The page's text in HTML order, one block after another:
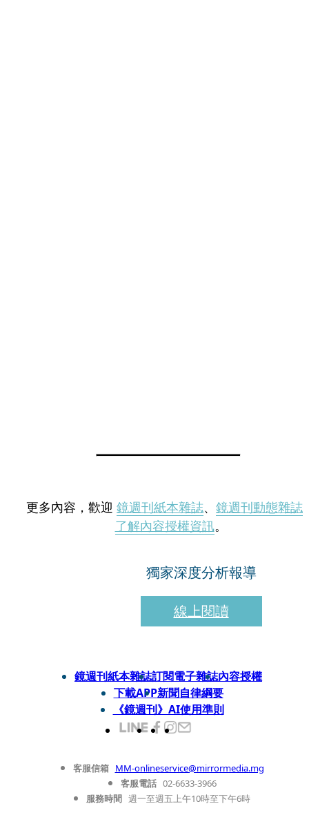
更多內容，歡迎 鏡週刊紙本雜誌、 鏡週刊動態雜誌
了解內容授權資訊。
獨家深度分析報導
線上閱讀
鏡週刊紙本雜誌訂閱電子雜誌內容授權
下載APP新聞自律綱要
《鏡週刊》AI使用準則
客服信箱 MM-onlineservice@mirrormedia.mg
客服電話 02-6633-3966
服務時間 週一至週五上午10時至下午6時